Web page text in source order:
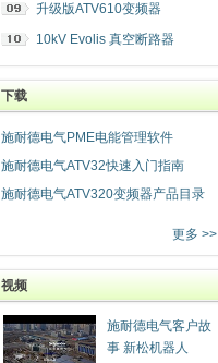
升级版ATV610变频器
10kV Evolis 真空断路器
下载
施耐德电气PME电能管理软件
施耐德电气ATV32快速入门指南
施耐德电气ATV320变频器产品目录
更多 >>
视频
施耐德电气客户故
事 新松机器人